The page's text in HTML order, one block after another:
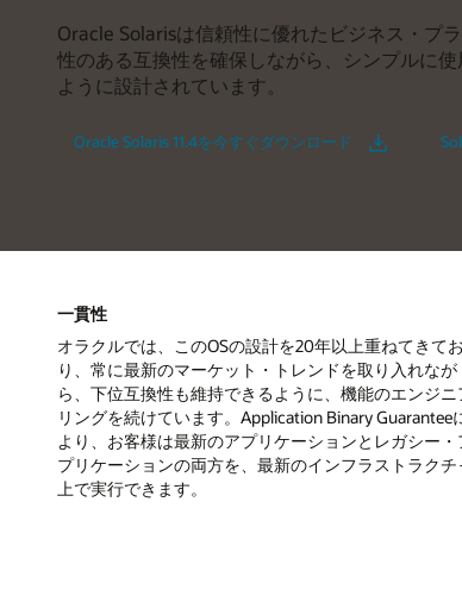
Oracle Solarisは信頼性に優れたビジネス・プ
性のある互換性を確保しながら、シンプルに
ように設計されています。
Oracle Solaris 11.4を今すぐダウンロード
一貫性
オラクルでは、このOSの設計を20年以上重ねてきてお
り、常に最新のマーケット・トレンドを取り入れなが
ら、下位互換性も維持できるように、機能のエンジニ
リングを続けています。Application Binary Guarantee
より、お客様は最新のアプリケーションとレガシー・
プリケーションの両方を、最新のインフラストラクチ
上で実行できます。